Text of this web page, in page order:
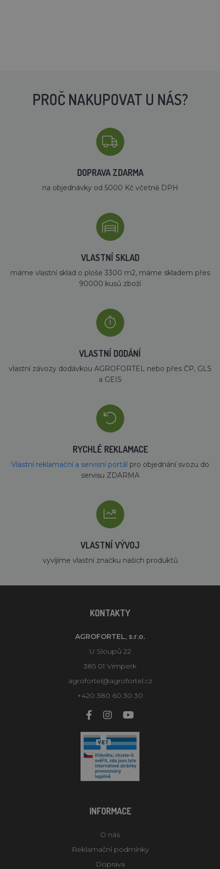
PROČ NAKUPOVAT U NÁS?
DOPRAVA ZDARMA
na objednávky od 5000 Kč včetně DPH
VLASTNÍ SKLAD
máme vlastní sklad o ploše 3300 m2, máme skladem přes
90000 kusů zboží
VLASTNÍ DODÁNÍ
vlastní závozy dodávkou AGROFORTEL nebo přes ČP, GLS
a GEIS
RYCHLÉ REKLAMACE
Vlastní reklamační a servisní portál pro objednání svozu do
servisu ZDARMA
VLASTNÍ VÝVOJ
vyvíjíme vlastní značku našich produktů
KONTAKTY
AGROFORTEL, s.r.o.
U Sloupů 22
385 01 Vimperk
agrofortel@agrofortel.cz
+420 380 60 30 30
INFORMACE
O nás
Reklamační podmínky
Doprava